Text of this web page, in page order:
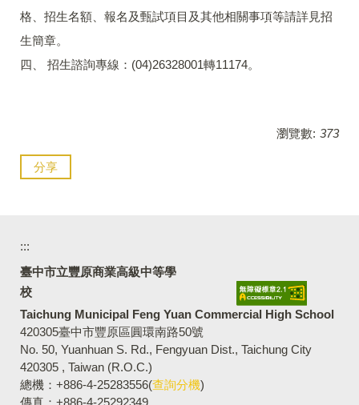
格、招生名額、報名及甄試項目及其他相關事項等請詳見招
生簡章。
四、 招生諮詢專線：(04)26328001轉11174。
瀏覽數: 373
分享
:::
臺中市立豐原商業高級中等學
校
Taichung Municipal Feng Yuan Commercial High School
420305臺中市豐原區圓環南路50號
No. 50, Yuanhuan S. Rd., Fengyuan Dist., Taichung City
420305 , Taiwan (R.O.C.)
總機：+886-4-25283556(查詢分機)
傳真：+886-4-25292349